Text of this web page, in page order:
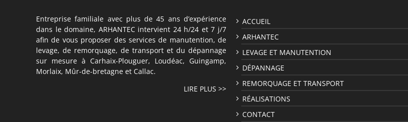
Entreprise familiale avec plus de 45 ans d’expérience
dans le domaine, ARHANTEC intervient 24 h/24 et 7 j/7
afin de vous proposer des services de manutention, de
levage, de remorquage, de transport et du dépannage
sur mesure à Carhaix-Plouguer, Loudéac, Guingamp,
Morlaix, Mûr-de-bretagne et Callac.
LIRE PLUS >>
ACCUEIL
ARHANTEC
LEVAGE ET MANUTENTION
DÉPANNAGE
REMORQUAGE ET TRANSPORT
RÉALISATIONS
CONTACT